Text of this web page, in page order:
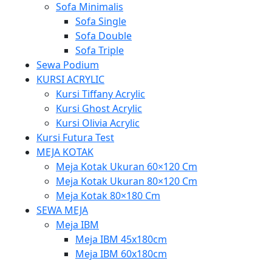
Sofa Minimalis
Sofa Single
Sofa Double
Sofa Triple
Sewa Podium
KURSI ACRYLIC
Kursi Tiffany Acrylic
Kursi Ghost Acrylic
Kursi Olivia Acrylic
Kursi Futura Test
MEJA KOTAK
Meja Kotak Ukuran 60×120 Cm
Meja Kotak Ukuran 80×120 Cm
Meja Kotak 80×180 Cm
SEWA MEJA
Meja IBM
Meja IBM 45x180cm
Meja IBM 60x180cm